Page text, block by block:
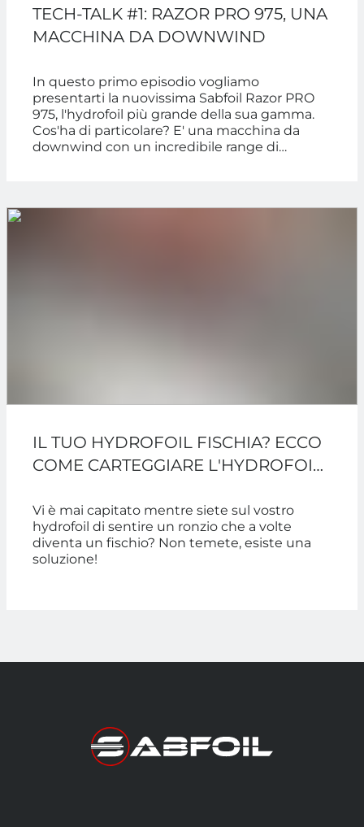
TECH-TALK #1: RAZOR PRO 975, UNA
MACCHINA DA DOWNWIND
In questo primo episodio vogliamo
presentarti la nuovissima Sabfoil Razor PRO
975, l'hydrofoil più grande della sua gamma.
Cos'ha di particolare? E' una macchina da
downwind con un incredibile range di
IL TUO HYDROFOIL FISCHIA? ECCO
COME CARTEGGIARE L'HYDROFOIL
Vi è mai capitato mentre siete sul vostro
hydrofoil di sentire un ronzio che a volte
diventa un fischio? Non temete, esiste una
soluzione!